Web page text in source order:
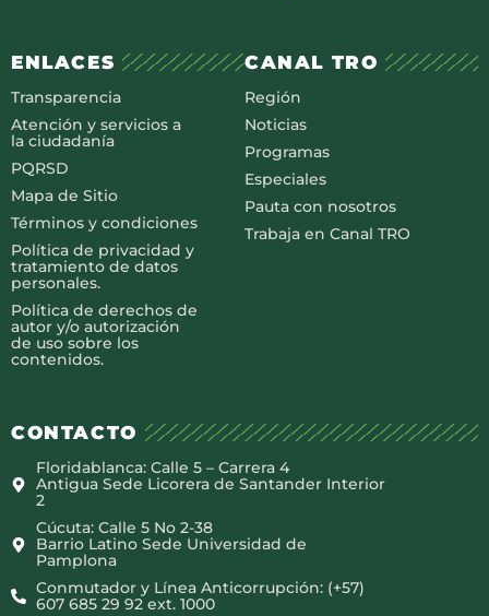
ENLACES
Transparencia
Atención y servicios a
la ciudadanía
PQRSD
Mapa de Sitio
Términos y condiciones
Política de privacidad y
tratamiento de datos
personales.
Política de derechos de
autor y/o autorización
de uso sobre los
contenidos.
CANAL TRO
Región
Noticias
Programas
Especiales
Pauta con nosotros
Trabaja en Canal TRO
CONTACTO
Floridablanca: Calle 5 – Carrera 4
Antigua Sede Licorera de Santander Interior
2
Cúcuta: Calle 5 No 2-38
Barrio Latino Sede Universidad de
Pamplona
Conmutador y Línea Anticorrupción: (+57)
607 685 29 92 ext. 1000